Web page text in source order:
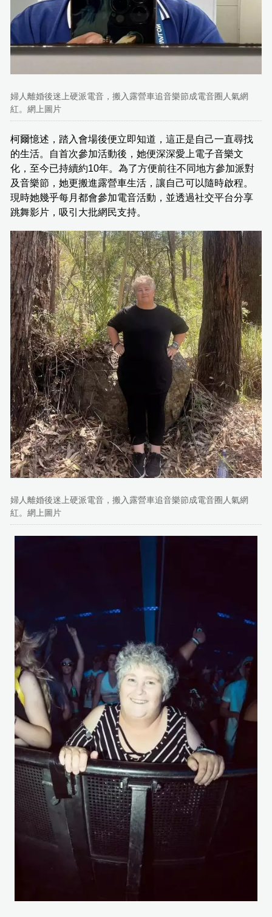
婦人離婚後迷上硬派電音，搬入露營車追音樂節成電音圈人氣網
紅。網上圖片
柯爾憶述，踏入會場後便立即知道，這正是自己一直尋找
的生活。自首次參加活動後，她便深深愛上電子音樂文
化，至今已持續約10年。為了方便前往不同地方參加派對
及音樂節，她更搬進露營車生活，讓自己可以隨時啟程。
現時她幾乎每月都會參加電音活動，並透過社交平台分享
跳舞影片，吸引大批網民支持。
婦人離婚後迷上硬派電音，搬入露營車追音樂節成電音圈人氣網
紅。網上圖片